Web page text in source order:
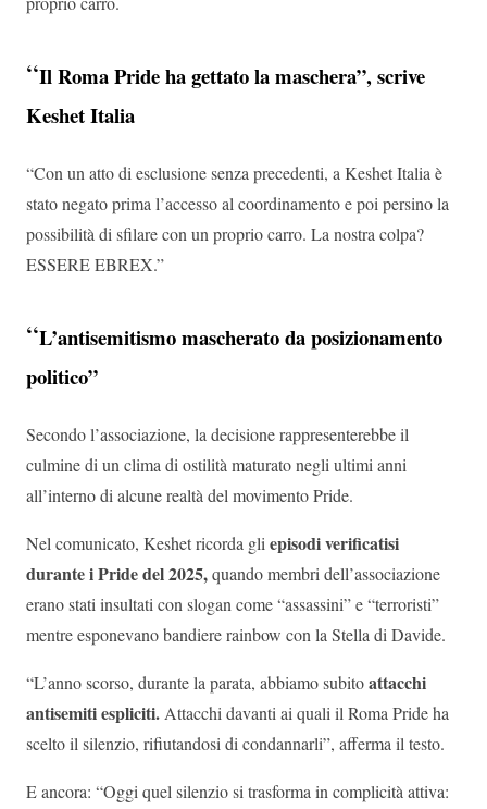
“Il Roma Pride ha gettato la maschera”, scrive
Keshet Italia
“Con un atto di esclusione senza precedenti, a Keshet Italia è
stato negato prima l’accesso al coordinamento e poi persino la
possibilità di sfilare con un proprio carro. La nostra colpa?
ESSERE EBREX.”
“L’antisemitismo mascherato da posizionamento
politico”
Secondo l’associazione, la decisione rappresenterebbe il
culmine di un clima di ostilità maturato negli ultimi anni
all’interno di alcune realtà del movimento Pride.
Nel comunicato, Keshet ricorda gliepisodi verificatisi
durante i Pride del 2025,quando membri dell’associazione
erano stati insultati con slogan come “assassini” e “terroristi”
mentre esponevano bandiere rainbow con la Stella di Davide.
“L’anno scorso, durante la parata, abbiamo subitoattacchi
antisemiti espliciti.Attacchi davanti ai quali il Roma Pride ha
scelto il silenzio, rifiutandosi di condannarli”, afferma il testo.
E ancora: “Oggi quel silenzio si trasforma in complicità attiva: